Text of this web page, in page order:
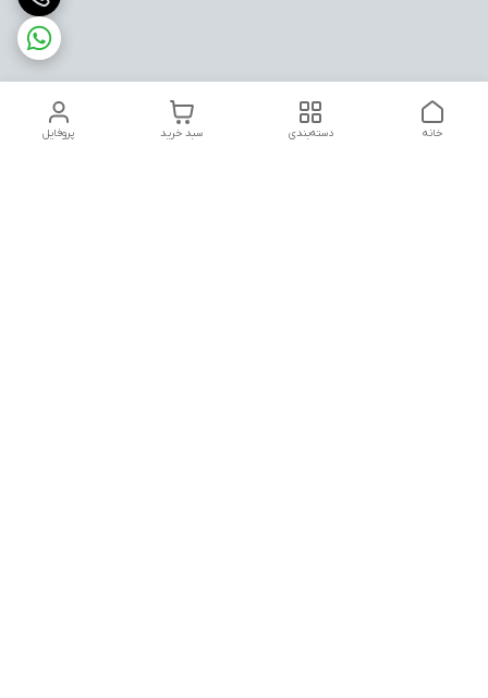
پروفایل سبد خرید دسته‌بندی خانه